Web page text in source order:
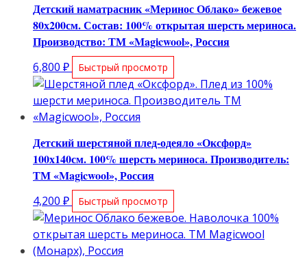
Детский наматрасник «Меринос Облако» бежевое
80х200см. Состав: 100% открытая шерсть мериноса.
Производство: ТМ «Magicwool», Россия
6,800 ₽ Быстрый просмотр
Детский шерстяной плед-одеяло «Оксфорд»
100х140см. 100% шерсть мериноса. Производитель:
ТМ «Magicwool», Россия
4,200 ₽ Быстрый просмотр